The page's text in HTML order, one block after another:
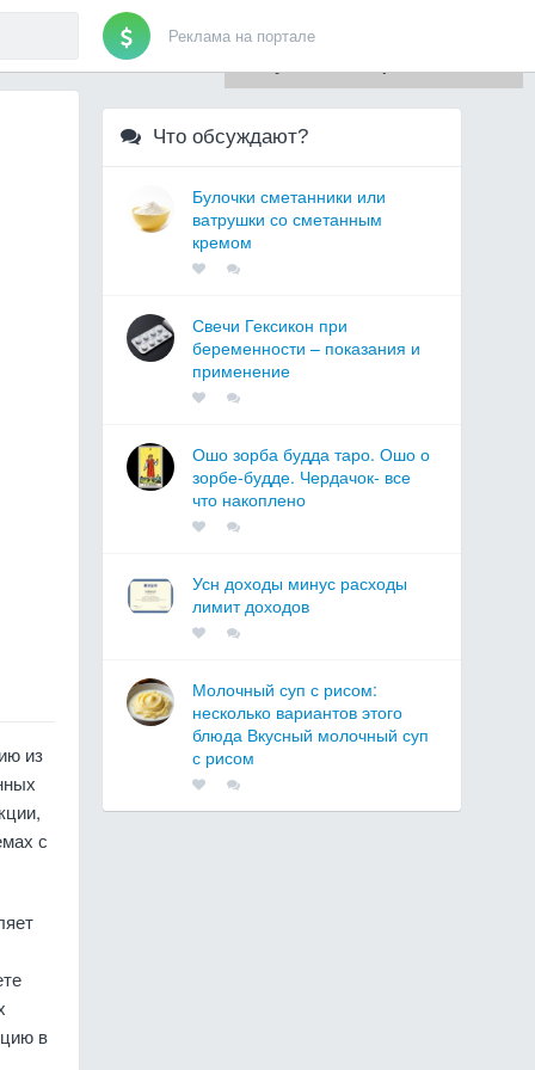
Реклама на портале
из
с
в
Что обсуждают?
Булочки сметанники или
ватрушки со сметанным
кремом
Свечи Гексикон при
беременности – показания и
применение
Ошо зорба будда таро. Ошо о
зорбе-будде. Чердачок- все
что накоплено
Усн доходы минус расходы
лимит доходов
Молочный суп с рисом:
несколько вариантов этого
блюда Вкусный молочный суп
с рисом
Для любых предложений по